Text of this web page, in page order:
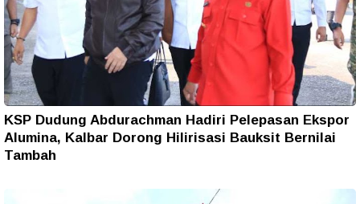
KSP Dudung Abdurachman Hadiri Pelepasan Ekspor
Alumina, Kalbar Dorong Hilirisasi Bauksit Bernilai
Tambah